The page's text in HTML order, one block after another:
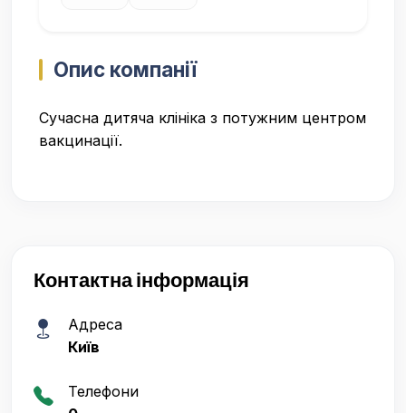
Опис компанії
Сучасна дитяча клініка з потужним центром
вакцинації.
Контактна інформація
Адреса
Київ
Телефони